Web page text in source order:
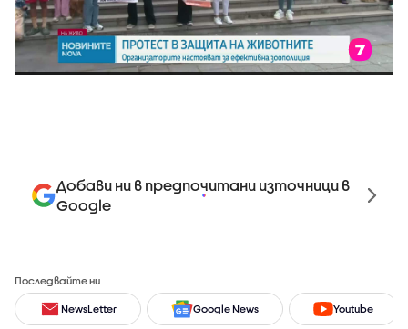
Добави ни в предпочитани източници в
Google
Последвайте ни
NewsLetter Google News Youtube